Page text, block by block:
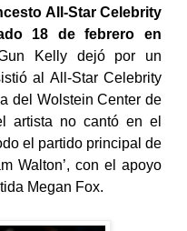
All-Star Celebrity
18 de febrero en
Kelly dejó por un
al All-Star Celebrity
del Wolstein Center de
artista no cantó en el
el partido principal de
Walton’, con el apoyo
Megan Fox.